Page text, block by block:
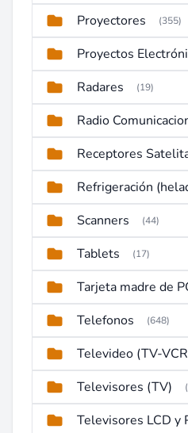
Proyectores (355)
Proyectos
Radares (19)
Radio
Receptores
Scanners (44)
Tablets (17)
Telefonos (648)
Televisores (TV)
Televisores LCD y